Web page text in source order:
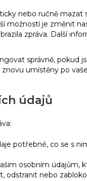
nebo ručně mazat
možností je změnit
zpráva. Další
správně, pokud
umístěny po
údajů
potřebné, co se s
osobním údajům,
odstranit nebo